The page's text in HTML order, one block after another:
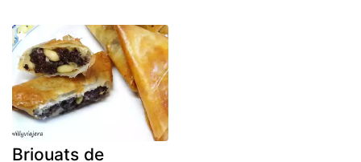
Briouats de